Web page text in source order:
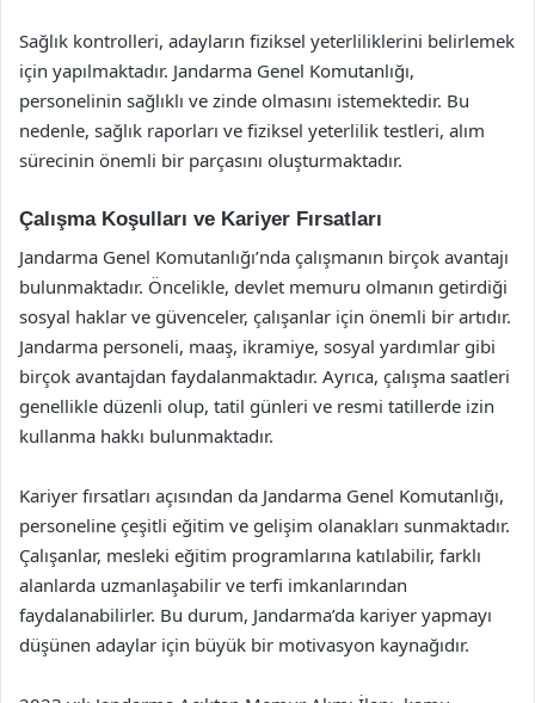
Sağlık kontrolleri, adayların fiziksel yeterliliklerini belirlemek
için yapılmaktadır. Jandarma Genel Komutanlığı,
personelinin sağlıklı ve zinde olmasını istemektedir. Bu
nedenle, sağlık raporları ve fiziksel yeterlilik testleri, alım
sürecinin önemli bir parçasını oluşturmaktadır.
Çalışma Koşulları ve Kariyer Fırsatları
Jandarma Genel Komutanlığı’nda çalışmanın birçok avantajı
bulunmaktadır. Öncelikle, devlet memuru olmanın getirdiği
sosyal haklar ve güvenceler, çalışanlar için önemli bir artıdır.
Jandarma personeli, maaş, ikramiye, sosyal yardımlar gibi
birçok avantajdan faydalanmaktadır. Ayrıca, çalışma saatleri
genellikle düzenli olup, tatil günleri ve resmi tatillerde izin
kullanma hakkı bulunmaktadır.
Kariyer fırsatları açısından da Jandarma Genel Komutanlığı,
personeline çeşitli eğitim ve gelişim olanakları sunmaktadır.
Çalışanlar, mesleki eğitim programlarına katılabilir, farklı
alanlarda uzmanlaşabilir ve terfi imkanlarından
faydalanabilirler. Bu durum, Jandarma’da kariyer yapmayı
düşünen adaylar için büyük bir motivasyon kaynağıdır.